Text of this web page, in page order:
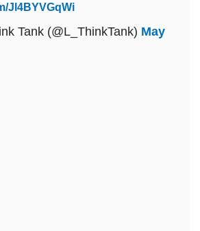
Jl4BYVGqWi
Tank (@L_ThinkTank) May